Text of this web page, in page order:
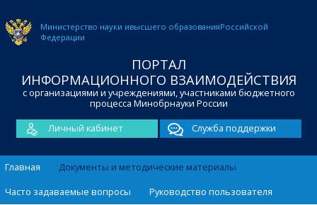
Министерство науки ивысшего образованияРоссийской
Федерации
ПОРТАЛ
ИНФОРМАЦИОННОГО ВЗАИМОДЕЙСТВИЯ
с организациями и учреждениями, участниками бюджетного
процесса Минобрнауки России
Личный кабинет
Служба поддержки
Главная
Документы и методические материалы
Часто задаваемые вопросы
Руководство пользователя